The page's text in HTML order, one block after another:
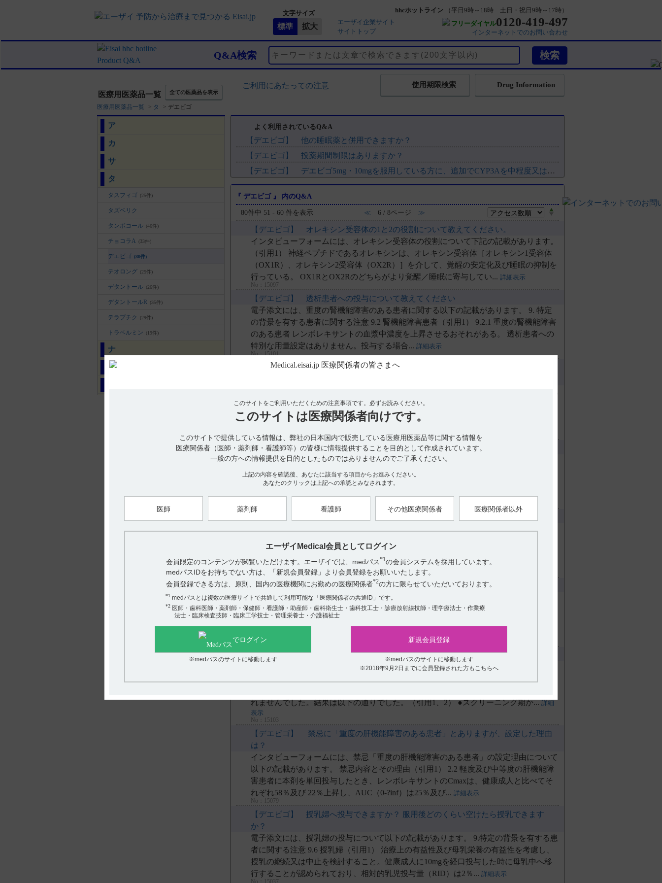
文字サイズ
エーザイ企業サイト
サイトトップ
hhcホットライン
（平日9時～18時 土日・祝日9時～17時）
フリーダイヤル0120-419-497
インターネットでのお問い合わせ
Q&A検索
医療用医薬品一覧 全ての医薬品を表示
ご利用にあたっての注意 Drug Information
使用期限検索
医療用医薬品一覧 > タ > デエビゴ
ア
カ
サ
タ
タスフィゴ (25件)
タズベリク
タンボコール (46件)
チョコラA (33件)
デエビゴ (80件)
テオロング (25件)
デタントール (26件)
デタントールR (35件)
テラプチク (29件)
トラベルミン (19件)
ナ
ハ
このサイトをご利用いただくための注意事項です。 必ずお読みください。
このサイトは 医療関係者向けです。
このサイトで提供している情報は、弊社の日本国内で販売している医療用医薬品等に関する情報を
医療関係者（医師・薬剤師・看護師等）の皆様に情報提供することを目的として作成されています。
一般の方への情報提供を目的としたものではありませんのでご了承ください。
上記の内容を確認後、あなたに該当する項目からお進みください。
あなたのクリックは上記への承認とみなされます。
医師 薬剤師 看護師 その他医療関係者 医療関係者以外
エーザイMedical会員としてログイン
会員限定のコンテンツが閲覧いただけます。エーザイでは、medパス*1の会員システムを採用しています。
medパスIDをお持ちでない方は、「新規会員登録」より会員登録をお願いいたします。
会員登録できる方は、原則、国内の医療機関にお勤めの医療関係者*2の方に限らせていただいております。
*1medパスとは複数の医療サイトで共通して利用可能な「医療関係者の共通ID」です。
*2医師・歯科医師・薬剤師・保健師・看護師・助産師・歯科衛生士・歯科技工士・診療放射線技師・理学療法士・作業療
法士・臨床検査技師・臨床工学技士・管理栄養士・介護福祉士
でログイン
※medパスのサイトに移動します
新規会員登録
※medパスのサイトに移動します
※2018年9月2日までに会員登録された方もこちらへ
よく利用されているQ&A
【デエビゴ】 他の睡眠薬と併用できますか？
【デエビゴ】 投薬期間制限はありますか？
【デエビゴ】 デエビゴ5mg・10mgを服用している方に、追加でCYP3Aを中程度又は強力に阻害する薬剤を併用する...
【デエビゴ】 食事の影響について教えてください。食後、どのくらい時間を空けて服用すればよいですか？
【デエビゴ】 半割（分割）できますか？また安定性のデ－タはありますか。
【デエビゴ】 粉砕投与に関する情報はありますか？
【デエビゴ】 高齢者への投与量や投与の注意について教えてください。
【デエビゴ】 過量服用時の対処法について教えてください。
【デエビゴ】 夜起きた際に追加で服用させることはできますか？
【デエビゴ】 投与中止後、体内から消失するまでの時間について教えてください。
『 デエビゴ 』 内のQ&A
80件中 51 - 60 件を表示 ≪ 6 / 8ページ ≫
【デエビゴ】 オレキシン受容体の1と2の役割について教えてください。
インタビューフォームには、オレキシン受容体の役割について下記の記載があります。
（引用1） 神経ペプチドであるオレキシンは、オレキシン受容体［オレキシン1受容体
（OX1R）、オレキシン2受容体（OX2R）］を介して、覚醒の安定化及び睡眠の抑制を
行っている。 OX1RとOX2Rのどちらがより覚醒／睡眠に寄与してい... 詳細表示
No：15097
【デエビゴ】 透析患者への投与について教えてください
電子添文には、重度の腎機能障害のある患者に関する以下の記載があります。 9. 特定
の背景を有する患者に関する注意 9.2 腎機能障害患者（引用1） 9.2.1 重度の腎機能障害
のある患者 レンボレキサントの血漿中濃度を上昇させるおそれがある。 透析患者への
特別な用量設定はありません。投与する場合... 詳細表示
No：15101
【デエビゴ】 デエビゴ2.5mgと中程度以上のCYP3A阻害剤を併用している方は、
験においてCYP3A阻害剤の影響が残存する期間は検討されておらず、また影響が残存
する期間も併用薬剤により異なると考えられるため、増量のタイミングは患者の状態を
No：15724
【デエビゴ】 向精神薬に指定されていますか？規制区分を教えてください。
デエビゴは、規制区分上向精神薬ではありません。 電子添文上、規制区分について以
下のように記載されています。（引用1） 習慣性医薬品 注1）、処方箋医薬品 注2） 注
1）注意－習慣性あり 注2）注意－医師等の処方箋により使用すること 【引用】 デエビ
ゴ錠2.5mg・5mg・10mg電子添文 ...
詳細表示
電子添文上、呼吸機能障害を有する患者に関しては以下のように記載されています。 9.
特定の背景を有する患者に関する注意 9.1 合併症・既往歴等のある患者（引用1） 9.1.3
中等度及び重度の呼吸機能障害を有する患者 （閉塞性睡眠時無呼吸 および慢性閉塞性
肺疾患患者を除く） これらの患者に対する使用経験...詳細表示
No：15073
【デエビゴ】 悪夢の報告はありますか？
不眠症患者様を対象とした国際共同303試験において、デエビゴが投与された884例のう
ち悪夢の副作用が12例（1.4％）、異常な夢の副作用が16例（1.8％）に認められていま
No：15070
【デエビゴ】 投与中止による影響について教えてください。（反跳性不眠）
国際共同第Ⅲ相プラセボ対照比較試験［国際共同303試験］（海外データ含む）では、
れませんでした。結果は以下の通りでした。（引用1、2） ●スクリーニング期か...詳細
表示
No：15103
【デエビゴ】 禁忌に「重度の肝機能障害のある患者」とありますが、設定した理由
は？
インタビューフォームには、禁忌「重度の肝機能障害のある患者」の設定理由について
以下の記載があります。 禁忌内容とその理由（引用1） 2.2 軽度及び中等度の肝機能障
害患者に本剤を単回投与したとき、レンボレキサントのCmaxは、健康成人と比べてそ
れぞれ58％及び 22％上昇し、AUC（0-?inf）は25％及び... 詳細表示
No：15079
【デエビゴ】 授乳婦へ投与できますか？ 服用後どのくらい空けたら授乳できます
か？
電子添文には、授乳婦の投与について以下の記載があります。 9.特定の背景を有する患
者に関する注意 9.6 授乳婦（引用1） 治療上の有益性及び母乳栄養の有益性を考慮し、
授乳の継続又は中止を検討すること。健康成人に10mgを経口投与した時に母乳中へ移
行することが認められており、相対的乳児投与量（RID）は2％... 詳細表示
No：15037